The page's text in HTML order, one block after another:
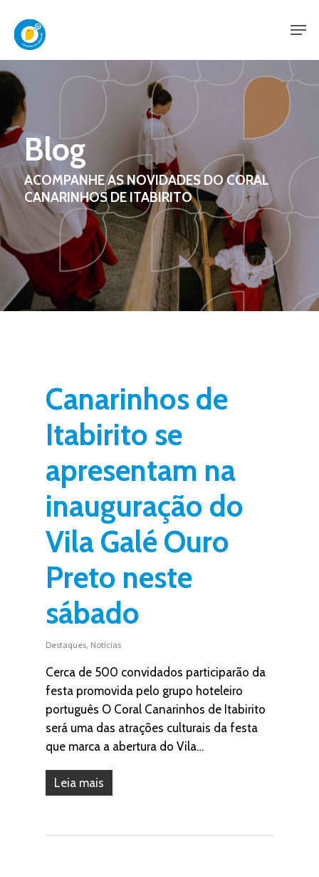
main
content
Blog
ACOMPANHE AS NOVIDADES DO CORAL
CANARINHOS DE ITABIRITO
Canarinhos de
Itabirito se
apresentam na
inauguração do
Vila Galé Ouro
Preto neste
sábado
Destaques, Notícias
Cerca de 500 convidados participarão da
festa promovida pelo grupo hoteleiro
português O Coral Canarinhos de Itabirito
será uma das atrações culturais da festa
que marca a abertura do Vila…
Leia mais